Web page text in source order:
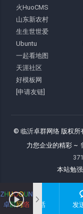
火HuoCMS
山东新农村
生生世世爱
Ubuntu
一起看地图
天涯社区
好模板网
[申请友链]
© 临沂卓群网络 版权所
力您企业的精彩 ~
本站勉
拨打电话 发